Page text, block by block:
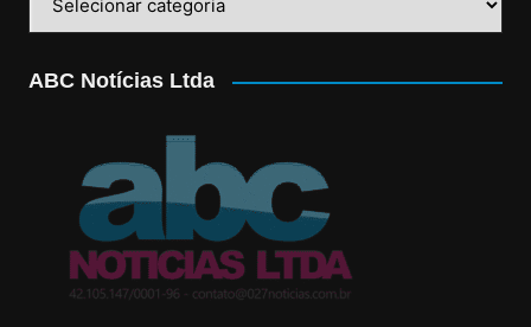
ABC Notícias Ltda